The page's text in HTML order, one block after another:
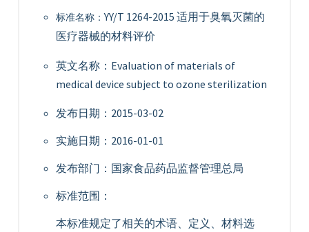
标准名称：YY/T 1264-2015 适用于臭氧灭菌的
医疗器械的材料评价
英文名称：Evaluation of materials of
medical device subject to ozone sterilization
发布日期：2015-03-02
实施日期：2016-01-01
发布部门：国家食品药品监督管理总局
标准范围：
本标准规定了相关的术语、定义、材料选